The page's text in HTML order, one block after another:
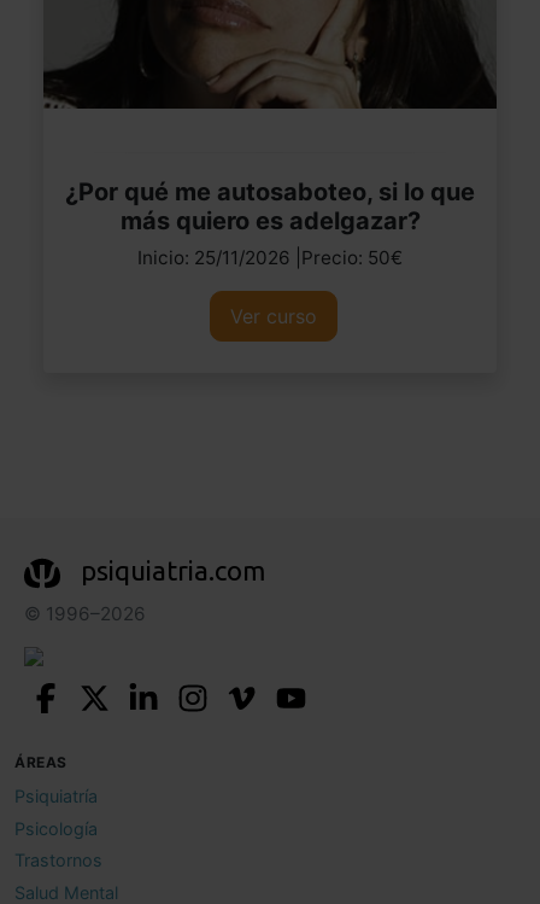
¿Por qué me autosaboteo, si lo que
más quiero es adelgazar?
Inicio: 25/11/2026 |Precio: 50€
Ver curso
psiquiatria.com
© 1996–2026
ÁREAS
Psiquiatría
Psicología
Trastornos
Salud Mental